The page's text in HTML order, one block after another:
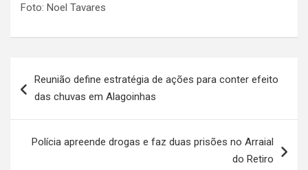
Foto: Noel Tavares
de
Reunião define estratégia de ações para conter efeito
das chuvas em Alagoinhas
Polícia apreende drogas e faz duas prisões no Arraial
do Retiro